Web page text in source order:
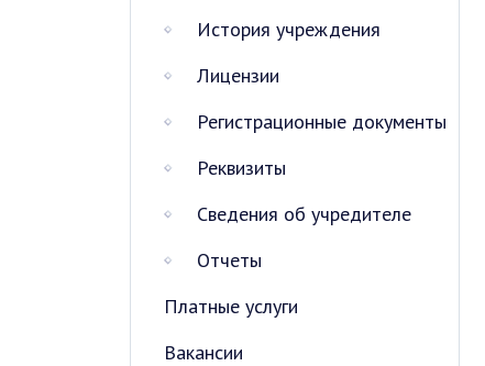
История учреждения
Лицензии
Регистрационные документы
Реквизиты
Сведения об учредителе
Отчеты
Платные услуги
Вакансии